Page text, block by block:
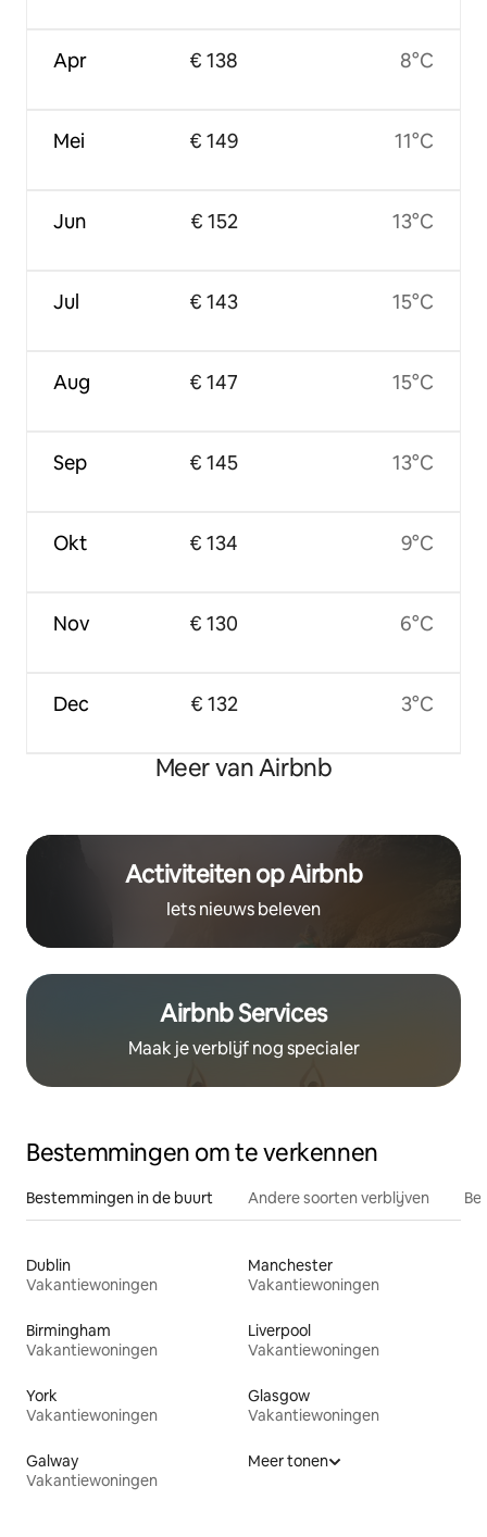
Apr
Mei
Jun
Jul
Aug
Sep
Okt
Nov
Dec
€ 138
€ 149
€ 152
€ 143
€ 147
€ 145
€ 134
€ 130
€ 132
8°C
11°C
13°C
15°C
15°C
13°C
9°C
6°C
3°C
Meer van Airbnb
Activiteiten op Airbnb
Iets nieuws beleven
Airbnb Services
Maak je verblijf nog specialer
Bestemmingen om te verkennen
Bestemmingen in de buurt Andere soorten verblijven
Dublin
Vakantiewoningen
Manchester
Vakantiewoningen
Birmingham
Vakantiewoningen
Liverpool
Vakantiewoningen
York
Vakantiewoningen
Glasgow
Vakantiewoningen
Galway
Vakantiewoningen
Meer tonen